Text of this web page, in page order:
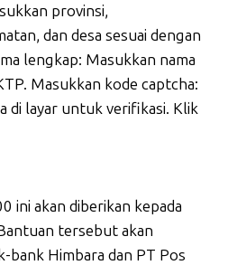
provinsi,
dan desa sesuai dengan
lengkap: Masukkan nama
Masukkan kode captcha:
di layar untuk verifikasi. Klik
ini akan diberikan kepada
tersebut akan
bank Himbara dan PT Pos